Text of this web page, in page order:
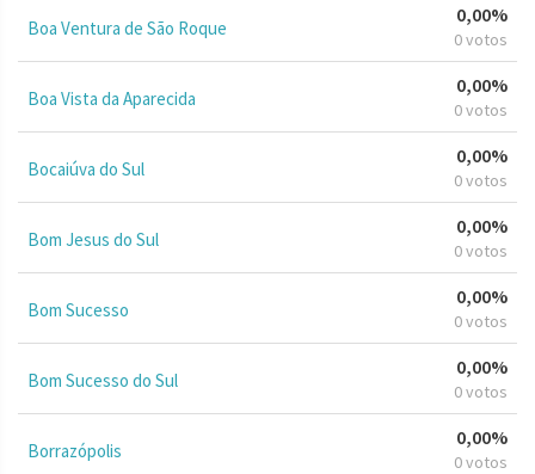
Boa Ventura de São Roque
0,00%
0 votos
Boa Vista da Aparecida
0,00%
0 votos
Bocaiúva do Sul
0,00%
0 votos
Bom Jesus do Sul
0,00%
0 votos
Bom Sucesso
0,00%
0 votos
Bom Sucesso do Sul
0,00%
0 votos
Borrazópolis
0,00%
0 votos